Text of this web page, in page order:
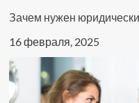
Зачем нужен
16 февраля, 2025